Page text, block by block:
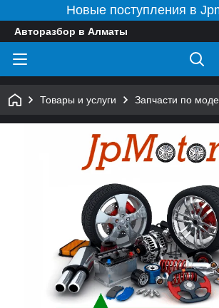
Новые поступления в
Авторазбор в Алматы
Товары и услуги Запчасти по